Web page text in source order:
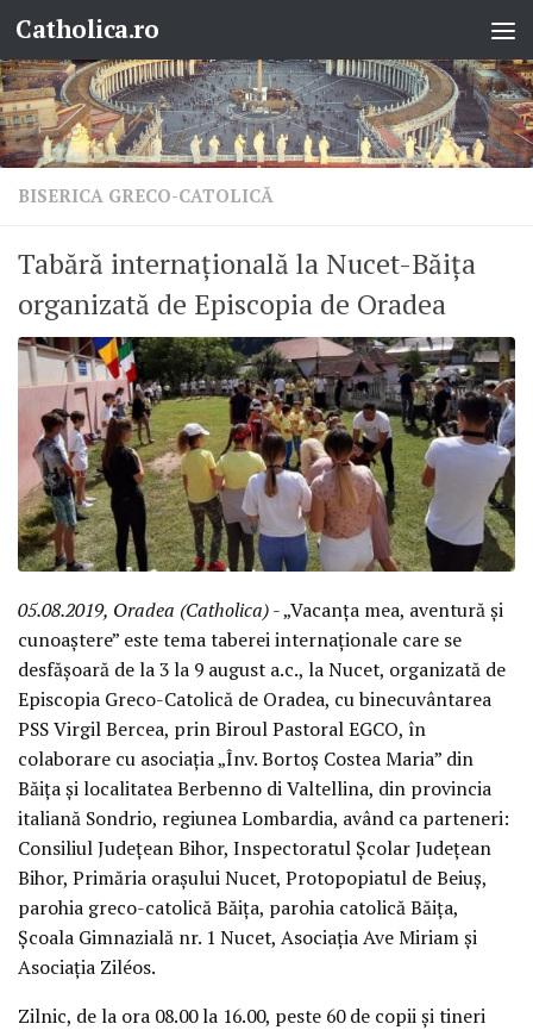
Skip to content
Catholica.ro
BISERICA GRECO-CATOLICĂ
Tabără internațională la Nucet-Băița
organizată de Episcopia de Oradea
05.08.2019, Oradea (Catholica)- „Vacanța mea, aventură și
cunoaștere” este tema taberei internaționale care se
desfășoară de la 3 la 9 august a.c., la Nucet, organizată de
Episcopia Greco-Catolică de Oradea, cu binecuvântarea
PSS Virgil Bercea, prin Biroul Pastoral EGCO, în
colaborare cu asociația „Înv. Bortoș Costea Maria” din
Băița și localitatea Berbenno di Valtellina, din provincia
italiană Sondrio, regiunea Lombardia, având ca parteneri:
Consiliul Județean Bihor, Inspectoratul Școlar Județean
Bihor, Primăria orașului Nucet, Protopopiatul de Beiuș,
parohia greco-catolică Băița, parohia catolică Băița,
Școala Gimnazială nr. 1 Nucet, Asociația Ave Miriam și
Asociația Ziléos.
Zilnic, de la ora 08.00 la 16.00, peste 60 de copii și tineri